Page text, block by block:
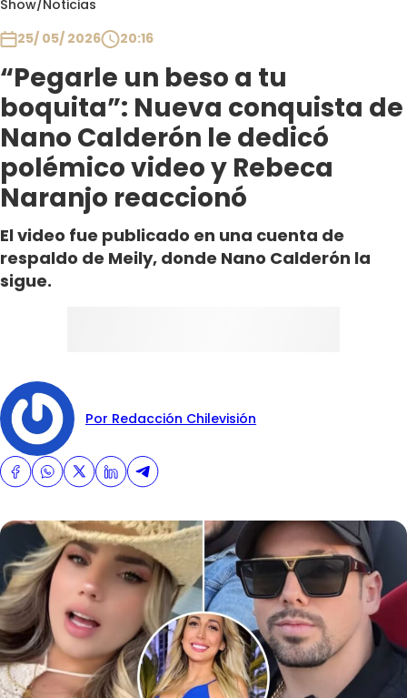
Show/Noticias
25/ 05/ 2026
20:16
“Pegarle un beso a tu
boquita”: Nueva conquista de
Nano Calderón le dedicó
polémico video y Rebeca
Naranjo reaccionó
El video fue publicado en una cuenta de
respaldo de Meily, donde Nano Calderón la
sigue.
Por Redacción Chilevisión
Club De La Comedia
Contigo en Directo
Plan Perfecto
El Tiempo
Sabingo
Todos Los Programas